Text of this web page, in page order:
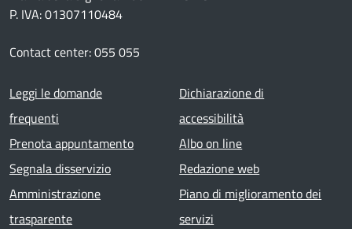
P. IVA: 01307110484
Contact center: 055 055
Footer menu
Leggi le domande
frequenti
Prenota appuntamento
Segnala disservizio
Amministrazione
trasparente
Dichiarazione di
accessibilità
Albo on line
Redazione web
Piano di miglioramento dei
servizi